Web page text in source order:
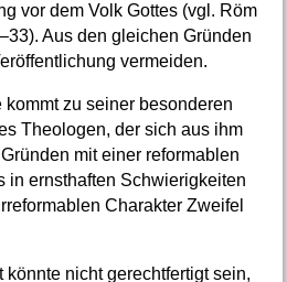
vor dem Volk Gottes (vgl. Röm
Aus den gleichen Gründen
vermeiden.
zu seiner besonderen
Theologen, der sich aus ihm
mit einer reformablen
in ernsthaften Schwierigkeiten
Charakter Zweifel
nicht gerechtfertigt sein,